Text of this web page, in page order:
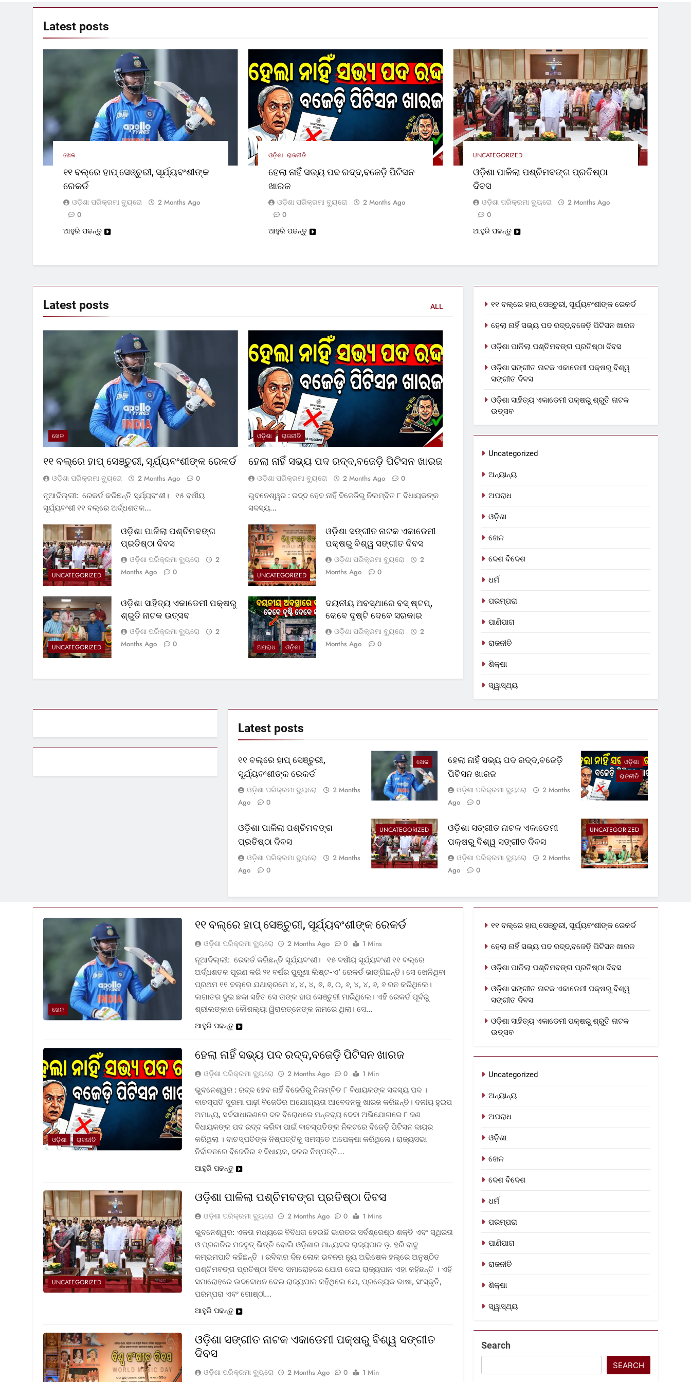
Latest posts
ଖେଳ
୧୧ ବଲ୍‌ରେ ହାପ୍ ସେଞ୍ଚୁରୀ, ସୂର୍ଯ୍ୟବଂଶୀଙ୍କ
ରେକର୍ଡ
ଓଡ଼ିଶା ପରିକ୍ରମା ବ୍ୟୁରୋ
2 Months Ago
0
ଆହୁରି ପଢନ୍ତୁ
ଓଡ଼ିଶା ରାଜନୀତି
ହେଲା ନାହିଁ ସଭ୍ୟ ପଦ ରଦ୍ଦ,ବଜେଡ଼ି ପିଟିସନ
ଖାରଜ
ଓଡ଼ିଶା ପରିକ୍ରମା ବ୍ୟୁରୋ
2 Months Ago
0
ଆହୁରି ପଢନ୍ତୁ
UNCATEGORIZED
ଓଡ଼ିଶା ପାଳିଲା ପଶ୍ଚିମବଙ୍ଗ ପ୍ରତିଷ୍ଠା
ଦିବସ
ଓଡ଼ିଶା ପରିକ୍ରମା ବ୍ୟୁରୋ
2 Months Ago
0
ଆହୁରି ପଢନ୍ତୁ
Latest posts ALL
ଖେଳ
୧୧ ବଲ୍‌ରେ ହାପ୍ ସେଞ୍ଚୁରୀ, ସୂର୍ଯ୍ୟବଂଶୀଙ୍କ ରେକର୍ଡ
ଓଡ଼ିଶା ପରିକ୍ରମା ବ୍ୟୁରୋ 2 Months Ago
0
ନୂଆଦିଲ୍ଲୀ: ରେକର୍ଡ କରିଛନ୍ତି ସୂର୍ଯ୍ୟବଂଶୀ। ୧୫ ବର୍ଷୀୟ
ସୂର୍ଯ୍ୟବଂଶୀ ୧୧ ବଲ୍‌ରେ ଅର୍ଦ୍ଧଶତକ…
ଓଡ଼ିଶା ରାଜନୀତି
ହେଲା ନାହିଁ ସଭ୍ୟ ପଦ ରଦ୍ଦ,ବଜେଡ଼ି ପିଟିସନ ଖାରଜ
ଓଡ଼ିଶା ପରିକ୍ରମା ବ୍ୟୁରୋ 2 Months Ago
0
ଭୁବନେଶ୍ୱର : ରଦ୍ଦ ହେବ ନାହିଁ ବିଜେଡିରୁ ନିଲମ୍ବିତ ୮ ବିଧାୟକଙ୍କ
ସଦସ୍ୟ…
UNCATEGORIZED
ଓଡ଼ିଶା ପାଳିଲା ପଶ୍ଚିମବଙ୍ଗ
ପ୍ରତିଷ୍ଠା ଦିବସ
ଓଡ଼ିଶା ପରିକ୍ରମା ବ୍ୟୁରୋ
2
Months Ago
0 UNCATEGORIZED
ଓଡ଼ିଶା ସଙ୍ଗୀତ ନାଟକ ଏକାଡେମୀ
ପକ୍ଷରୁ ବିଶ୍ୱ ସଙ୍ଗୀତ ଦିବସ
ଓଡ଼ିଶା ପରିକ୍ରମା ବ୍ୟୁରୋ
2
Months Ago
0
UNCATEGORIZED
ଓଡ଼ିଶା ସାହିତ୍ୟ ଏକାଡେମୀ ପକ୍ଷରୁ
ଶ୍ରୁତି ନାଟକ ଉତ୍ସବ
ଓଡ଼ିଶା ପରିକ୍ରମା ବ୍ୟୁରୋ
2
Months Ago
0 ଅପରାଧ ଓଡ଼ିଶା
ଦୟନୀୟ ଅବସ୍ଥାରେ ବସ୍‌ ଷ୍ଟପ୍‌,
କେବେ ଦୃଷ୍ଟି ଦେବେ ସରକାର
ଓଡ଼ିଶା ପରିକ୍ରମା ବ୍ୟୁରୋ
2
Months Ago
0
୧୧ ବଲ୍‌ରେ ହାପ୍ ସେଞ୍ଚୁରୀ, ସୂର୍ଯ୍ୟବଂଶୀଙ୍କ ରେକର୍ଡ
ହେଲା ନାହିଁ ସଭ୍ୟ ପଦ ରଦ୍ଦ,ବଜେଡ଼ି ପିଟିସନ ଖାରଜ
ଓଡ଼ିଶା ପାଳିଲା ପଶ୍ଚିମବଙ୍ଗ ପ୍ରତିଷ୍ଠା ଦିବସ
ଓଡ଼ିଶା ସଙ୍ଗୀତ ନାଟକ ଏକାଡେମୀ ପକ୍ଷରୁ ବିଶ୍ୱ
ସଙ୍ଗୀତ ଦିବସ
ଓଡ଼ିଶା ସାହିତ୍ୟ ଏକାଡେମୀ ପକ୍ଷରୁ ଶ୍ରୁତି ନାଟକ
ଉତ୍ସବ
Uncategorized
ଅନ୍ୟାନ୍ୟ
ଅପରାଧ
ଓଡ଼ିଶା
ଖେଳ
ଦେଶ ବିଦେଶ
ଧର୍ମ
ପରମ୍ପରା
ପାଣିପାଗ
ରାଜନୀତି
ଶିକ୍ଷା
ସ୍ୱାସ୍ଥ୍ୟ
Latest posts
ଖେଳ
୧୧ ବଲ୍‌ରେ ହାପ୍ ସେଞ୍ଚୁରୀ,
ସୂର୍ଯ୍ୟବଂଶୀଙ୍କ ରେକର୍ଡ
ଓଡ଼ିଶା ପରିକ୍ରମା ବ୍ୟୁରୋ
2 Months
Ago
0
ଓଡ଼ିଶା
ରାଜନୀତି
ହେଲା ନାହିଁ ସଭ୍ୟ ପଦ ରଦ୍ଦ,ବଜେଡ଼ି
ପିଟିସନ ଖାରଜ
ଓଡ଼ିଶା ପରିକ୍ରମା ବ୍ୟୁରୋ
2 Months
Ago
0
UNCATEGORIZED
ଓଡ଼ିଶା ପାଳିଲା ପଶ୍ଚିମବଙ୍ଗ
ପ୍ରତିଷ୍ଠା ଦିବସ
ଓଡ଼ିଶା ପରିକ୍ରମା ବ୍ୟୁରୋ
2 Months
Ago
0
UNCATEGORIZED
ଓଡ଼ିଶା ସଙ୍ଗୀତ ନାଟକ ଏକାଡେମୀ
ପକ୍ଷରୁ ବିଶ୍ୱ ସଙ୍ଗୀତ ଦିବସ
ଓଡ଼ିଶା ପରିକ୍ରମା ବ୍ୟୁରୋ
2 Months
Ago
0
ଖେଳ
୧୧ ବଲ୍‌ରେ ହାପ୍ ସେଞ୍ଚୁରୀ, ସୂର୍ଯ୍ୟବଂଶୀଙ୍କ ରେକର୍ଡ
ଓଡ଼ିଶା ପରିକ୍ରମା ବ୍ୟୁରୋ 2 Months Ago 0
1 Mins
ନୂଆଦିଲ୍ଲୀ: ରେକର୍ଡ କରିଛନ୍ତି ସୂର୍ଯ୍ୟବଂଶୀ। ୧୫ ବର୍ଷୀୟ ସୂର୍ଯ୍ୟବଂଶୀ ୧୧ ବଲ୍‌ରେ
ଅର୍ଦ୍ଧଶତକ ପୂରଣ କରି ୨୧ ବର୍ଷର ପୁରୁଣା ଲିଷ୍ଟ-ଏ’ ରେକର୍ଡ ଭାଙ୍ଗିଛନ୍ତି। ସେ ଖେଳିଥିବା
ପ୍ରଥମ ୧୧ ବଲ୍‌ରେ ଯଥାକ୍ରମେ ୪, ୪, ୪, ୬, ୬, ୦, ୬, ୪, ୪, ୬, ୬ ରନ କରିଥିଲେ।
ଲଗାତର ଦୁଇ ଛକା ସହିତ ସେ ତାଙ୍କ ହାପ ସେଞ୍ଚୁରୀ ମାରିଥିଲେ। ଏହି ରେକର୍ଡ ପୂର୍ବରୁ
ଶ୍ରୀଲଙ୍କାର କୌଶଲ୍ୟା ୱିରାରତ୍ନେଙ୍କ ନାମରେ ଥିଲା। ସେ…
ଆହୁରି ପଢନ୍ତୁ
ଓଡ଼ିଶା ରାଜନୀତି
ହେଲା ନାହିଁ ସଭ୍ୟ ପଦ ରଦ୍ଦ,ବଜେଡ଼ି ପିଟିସନ ଖାରଜ
ଓଡ଼ିଶା ପରିକ୍ରମା ବ୍ୟୁରୋ 2 Months Ago 0
1 Min
ଭୁବନେଶ୍ୱର : ରଦ୍ଦ ହେବ ନାହିଁ ବିଜେଡିରୁ ନିଲମ୍ବିତ ୮ ବିଧାୟକଙ୍କ ସଦସ୍ୟ ପଦ ।
ବାଚସ୍ପତି ସୁରମା ପାଢ଼ୀ ବିଜେଡିର ଅଯୋଗ୍ୟତା ଆବେଦନକୁ ଖାରଜ କରିଛନ୍ତି। ଦଳୀୟ ହୁଇପ
ଅମାନ୍ୟ, ସର୍ବସାଧାରଣରେ ଦଳ ବିରୋଧରେ ମନ୍ତବ୍ୟ ଦେବା ଅଭିଯୋଗରେ ୮ ଜଣ
ବିଧାୟକଙ୍କ ପଦ ରଦ୍ଦ କରିବା ପାଇଁ ବାଚସ୍ପତିଙ୍କ ନିକଟରେ ବିଜେଡ଼ି ପିଟିସନ ଦାୟର
କରିଥିଲା । ବାଚସ୍ପତିଙ୍କ ନିଷ୍ପତ୍ତିକୁ ସମସ୍ତେ ଅପେକ୍ଷା କରିଥିଲେ। ରାଜ୍ୟସଭା
ନିର୍ବାଚନରେ ବିଜେଡିର ୬ ବିଧାୟକ, ଦଳର ନିଷ୍ପତ୍ତି…
ଆହୁରି ପଢନ୍ତୁ
UNCATEGORIZED
ଓଡ଼ିଶା ପାଳିଲା ପଶ୍ଚିମବଙ୍ଗ ପ୍ରତିଷ୍ଠା ଦିବସ
ଓଡ଼ିଶା ପରିକ୍ରମା ବ୍ୟୁରୋ 2 Months Ago 0
1 Mins
ଭୁବନେଶ୍ୱର: ଏକତା ମଧ୍ୟରେ ବିବିଧତା ହେଉଛି ଭାରତର ସର୍ବଶ୍ରେଷ୍ଠ ଶକ୍ତି ଏବଂ ସ୍ଥିରତା
ଓ ପ୍ରଗତିର ମଜବୁତ୍ ଭିତ୍ତି ବୋଲି ଓଡ଼ିଶାର ମାନ୍ୟବର ରାଜ୍ୟପାଳ ଡ଼. ହରି ବାବୁ
କମ୍ଭମପାଟି କହିଛନ୍ତି । ରବିବାର ଦିନ ଲୋକ ଭବନର ନ୍ୟୁ ଅଭିଷେକ ହଲ୍‌ରେ ଅନୁଷ୍ଠିତ
ପଶ୍ଚିମବଙ୍ଗ ପ୍ରତିଷ୍ଠା ଦିବସ ସମାରୋହରେ ଯୋଗ ଦେଇ ରାଜ୍ୟପାଳ ଏହା କହିଛନ୍ତି । ଏହି
ସମାରୋହରେ ଉଦବୋଧନ ଦେଇ ରାଜ୍ୟପାଳ କହିଥିଲେ ଯେ, ପ୍ରତ୍ୟେକ ଭାଷା, ସଂସ୍କୃତି,
ପରମ୍ପରା ଏବଂ ଗୋଷ୍ଠୀ…
ଆହୁରି ପଢନ୍ତୁ
ଓଡ଼ିଶା ସଙ୍ଗୀତ ନାଟକ ଏକାଡେମୀ ପକ୍ଷରୁ ବିଶ୍ୱ ସଙ୍ଗୀତ
ଦିବସ
ଓଡ଼ିଶା ପରିକ୍ରମା ବ୍ୟୁରୋ 2 Months Ago 0 1 Min
୧୧ ବଲ୍‌ରେ ହାପ୍ ସେଞ୍ଚୁରୀ, ସୂର୍ଯ୍ୟବଂଶୀଙ୍କ ରେକର୍ଡ
ହେଲା ନାହିଁ ସଭ୍ୟ ପଦ ରଦ୍ଦ,ବଜେଡ଼ି ପିଟିସନ ଖାରଜ
ଓଡ଼ିଶା ପାଳିଲା ପଶ୍ଚିମବଙ୍ଗ ପ୍ରତିଷ୍ଠା ଦିବସ
ଓଡ଼ିଶା ସଙ୍ଗୀତ ନାଟକ ଏକାଡେମୀ ପକ୍ଷରୁ ବିଶ୍ୱ
ସଙ୍ଗୀତ ଦିବସ
ଓଡ଼ିଶା ସାହିତ୍ୟ ଏକାଡେମୀ ପକ୍ଷରୁ ଶ୍ରୁତି ନାଟକ
ଉତ୍ସବ
Uncategorized
ଅନ୍ୟାନ୍ୟ
ଅପରାଧ
ଓଡ଼ିଶା
ଖେଳ
ଦେଶ ବିଦେଶ
ଧର୍ମ
ପରମ୍ପରା
ପାଣିପାଗ
ରାଜନୀତି
ଶିକ୍ଷା
ସ୍ୱାସ୍ଥ୍ୟ
Search
SEARCH